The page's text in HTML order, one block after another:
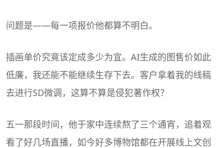
问题是——每一项报价他都算不明白。
插画单价究竟该定成多少为宜。AI生成的图售价如此
低廉，我还能不能继续生存下去。客户拿着我的线稿
去进行SD微调，这算不算是侵犯著作权？
五一那段时间，他于家中连续熬了三个通宵，追着观
看了好几场直播，如今好多博物馆都在开展线上文创